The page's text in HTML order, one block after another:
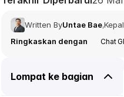
Written ByUntae Bae,
Ringkaskan dengan
Chat
Lompat ke bagian